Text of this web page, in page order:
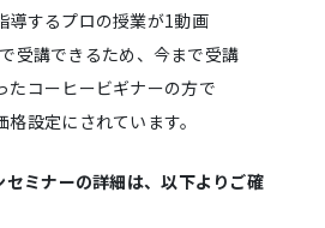
導するプロの授業が1動画
受講できるため、今まで受講
たコーヒービギナーの方で
設定にされています。
ミナーの詳細は、以下よりご確